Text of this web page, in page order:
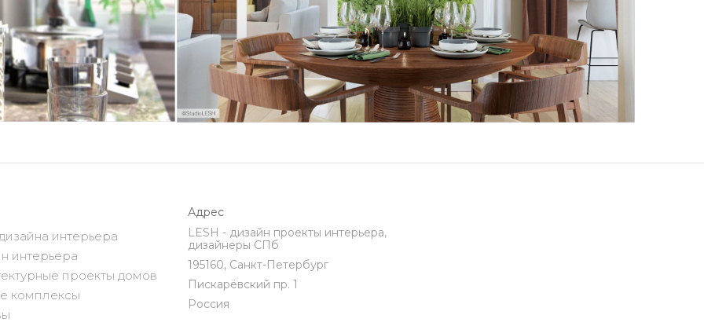
интерьера
интерьера
проекты домов
комплексы
Адрес
LESH - дизайн проекты интерьера,
дизайнеры СПб
195160, Санкт-Петербург
Пискарёвский пр. 1
Россия